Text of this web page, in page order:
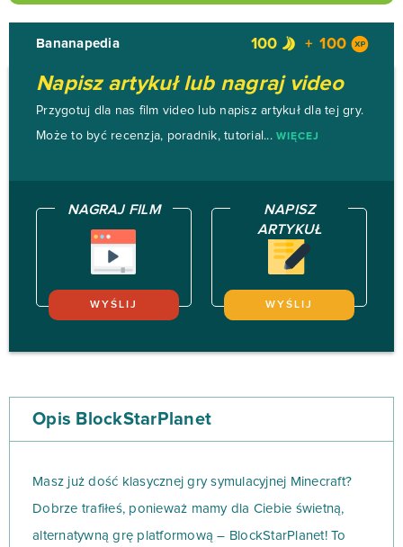
Bananapedia 100 100
Napisz artykuł lub nagraj video
Przygotuj dla nas film video lub napisz artykuł dla tej gry.
Może to być recenzja, poradnik, tutorial... WIĘCEJ
NAGRAJ FILM
WYŚLIJ
NAPISZ
ARTYKUŁ
WYŚLIJ
Opis BlockStarPlanet
Masz już dość klasycznej gry symulacyjnej Minecraft?
Dobrze trafiłeś, ponieważ mamy dla Ciebie świetną,
alternatywną grę platformową – BlockStarPlanet! To